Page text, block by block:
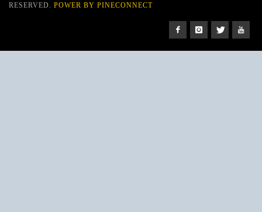
RESERVED. POWER BY PINECONNECT